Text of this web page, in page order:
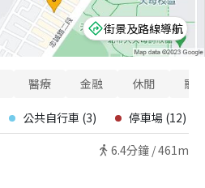
街景及路線導航
醫療 金融 休閒 寵
公共自行車 (3) 停車場 (12)
6.4分鐘 /461m